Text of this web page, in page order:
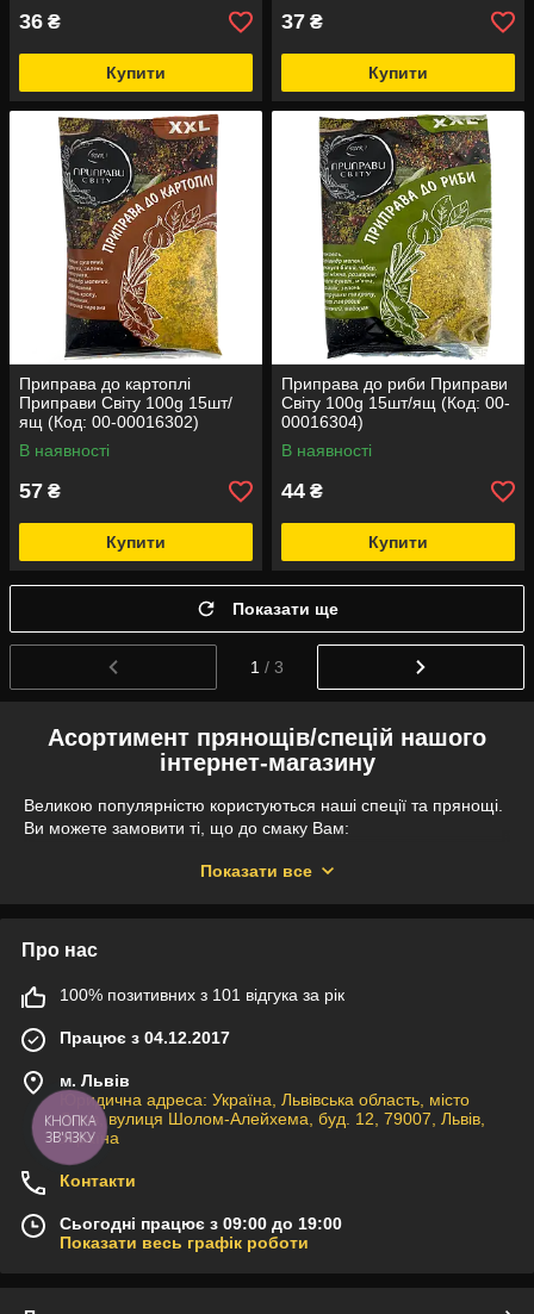
36 ₴
Купити
37 ₴
Купити
Приправа до картоплі
Приправи Світу 100g 15шт/
ящ (Код: 00-00016302)
В наявності
57 ₴
Купити
Приправа до риби Приправи
Світу 100g 15шт/ящ (Код: 00-
00016304)
В наявності
44 ₴
Купити
Показати ще
1 / 3
Асортимент прянощів/спецій нашого
інтернет-магазину
Великою популярністю користуються наші спеції та прянощі.
Ви можете замовити ті, що до смаку Вам:
приправа для піци;
для реберець з медом;
до риби;
для корейської моркви;
грибна приправа;
для спагетті та макаронів;
фаршу та котлет.
Суміші спецій містять натуральні інгредієнти. Сушені
Щоб відчути нотки китайської, мексиканської, грузинської,
вірменської, кавказької чи італійської кухні, готуючи,
додавайте відповідну приправу, і страва засмакує по-новому,
Показати все
Про нас
100% позитивних з 101 відгука за рік
Працює з 04.12.2017
м. Львів
Юридична адреса: Україна, Львівська область, місто
Львів, вулиця Шолом-Алейхема, буд. 12, 79007, Львів,
Україна
Контакти
Сьогодні працює з 09:00 до 19:00
Показати весь графік роботи
КНОПКА
ЗВ'ЯЗКУ